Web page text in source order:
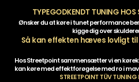
TYPEGODKENDT TUNING HOS
Ønsker du at køre i tunet performance
kigge dig over
Så kan effekten hæves lovligt til
Hos Streetpoint sammensætter vi en
kan køre med effektforøgelse med ro i
STREETPOINT TÜV TUNING